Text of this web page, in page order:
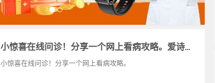
小惊喜在线问诊！分享一个网上看病攻略。爱诗美家医
小惊喜在线问诊！分享一个网上看病攻略。